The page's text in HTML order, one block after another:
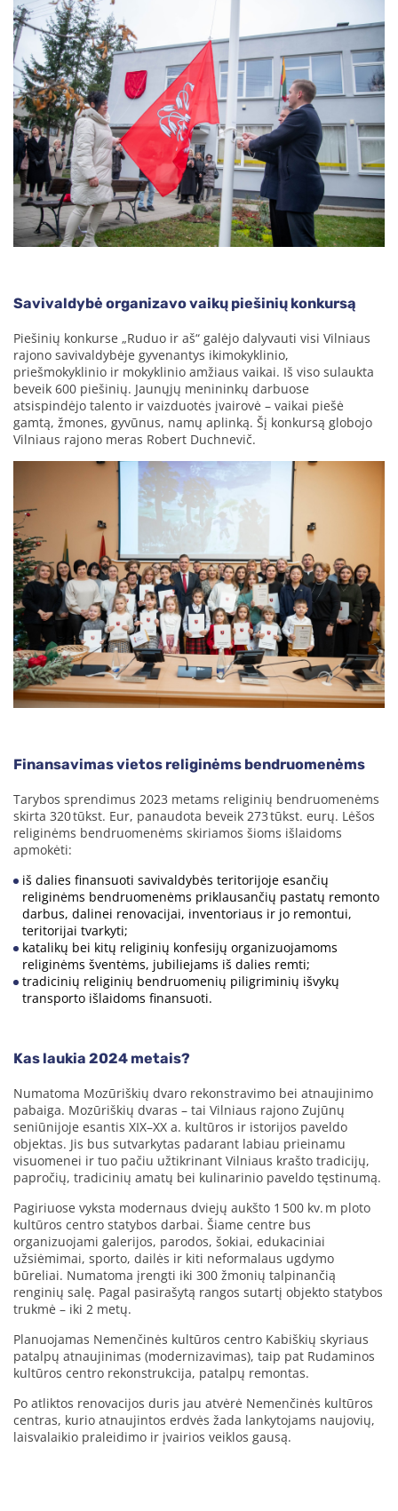
Savivaldybė organizavo vaikų piešinių konkursą
Piešinių konkurse „Ruduo ir aš“ galėjo dalyvauti visi Vilniaus
rajono savivaldybėje gyvenantys ikimokyklinio,
priešmokyklinio ir mokyklinio amžiaus vaikai. Iš viso sulaukta
beveik 600 piešinių. Jaunųjų menininkų darbuose
atsispindėjo talento ir vaizduotės įvairovė – vaikai piešė
gamtą, žmones, gyvūnus, namų aplinką. Šį konkursą globojo
Vilniaus rajono meras Robert Duchnevič.
Finansavimas vietos religinėms bendruomenėms
Tarybos sprendimus 2023 metams religinių bendruomenėms
skirta 320 tūkst. Eur, panaudota beveik 273 tūkst. eurų. Lėšos
religinėms bendruomenėms skiriamos šioms išlaidoms
apmokėti:
iš dalies finansuoti savivaldybės teritorijoje esančių
religinėms bendruomenėms priklausančių pastatų remonto
darbus, dalinei renovacijai, inventoriaus ir jo remontui,
teritorijai tvarkyti;
katalikų bei kitų religinių konfesijų organizuojamoms
religinėms šventėms, jubiliejams iš dalies remti;
tradicinių religinių bendruomenių piligriminių išvykų
transporto išlaidoms finansuoti.
Kas laukia 2024 metais?
Numatoma Mozūriškių dvaro rekonstravimo bei atnaujinimo
pabaiga. Mozūriškių dvaras – tai Vilniaus rajono Zujūnų
seniūnijoje esantis XIX–XX a. kultūros ir istorijos paveldo
objektas. Jis bus sutvarkytas padarant labiau prieinamu
visuomenei ir tuo pačiu užtikrinant Vilniaus krašto tradicijų,
papročių, tradicinių amatų bei kulinarinio paveldo tęstinumą.
Pagiriuose vyksta modernaus dviejų aukšto 1 500 kv. m ploto
kultūros centro statybos darbai. Šiame centre bus
organizuojami galerijos, parodos, šokiai, edukaciniai
užsiėmimai, sporto, dailės ir kiti neformalaus ugdymo
būreliai. Numatoma įrengti iki 300 žmonių talpinančią
renginių salę. Pagal pasirašytą rangos sutartį objekto statybos
trukmė – iki 2 metų.
Planuojamas Nemenčinės kultūros centro Kabiškių skyriaus
patalpų atnaujinimas (modernizavimas), taip pat Rudaminos
kultūros centro rekonstrukcija, patalpų remontas.
Po atliktos renovacijos duris jau atvėrė Nemenčinės kultūros
centras, kurio atnaujintos erdvės žada lankytojams naujovių,
laisvalaikio praleidimo ir įvairios veiklos gausą.